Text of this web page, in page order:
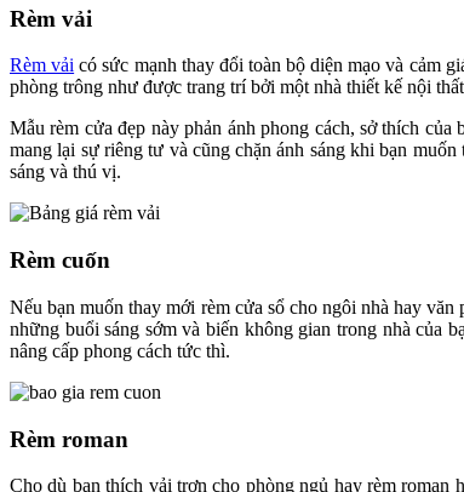
Rèm vải
Rèm vải có sức mạnh thay đổi toàn bộ diện mạo và cảm
phòng trông như được trang trí bởi một nhà thiết kế nội
Mẫu rèm cửa đẹp này phản ánh phong cách, sở thích
mang lại sự riêng tư và cũng chặn ánh sáng khi bạn
sáng và thú vị.
Rèm cuốn
Nếu bạn muốn thay mới rèm cửa sổ cho ngôi nhà hay văn
những buổi sáng sớm và biến không gian trong nhà của
nâng cấp phong cách tức thì.
Rèm roman
Cho dù bạn thích vải trơn cho phòng ngủ hay rèm roman